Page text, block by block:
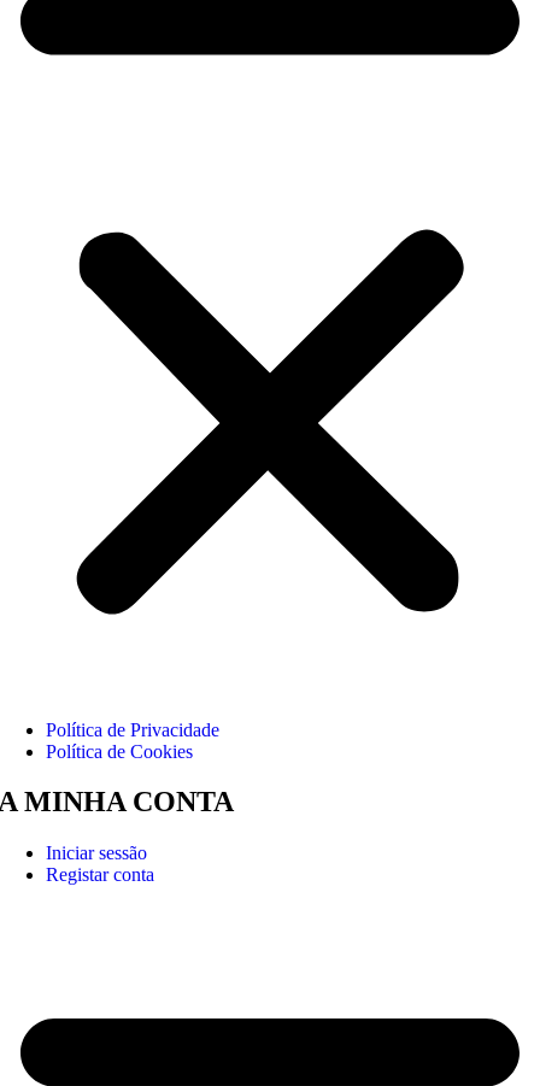
Política de Privacidade
Política de Cookies
MINHA CONTA
Iniciar sessão
Registar conta